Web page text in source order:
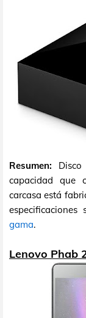
Resumen:
capacidad que
carcasa está
gama.
Lenovo Phab